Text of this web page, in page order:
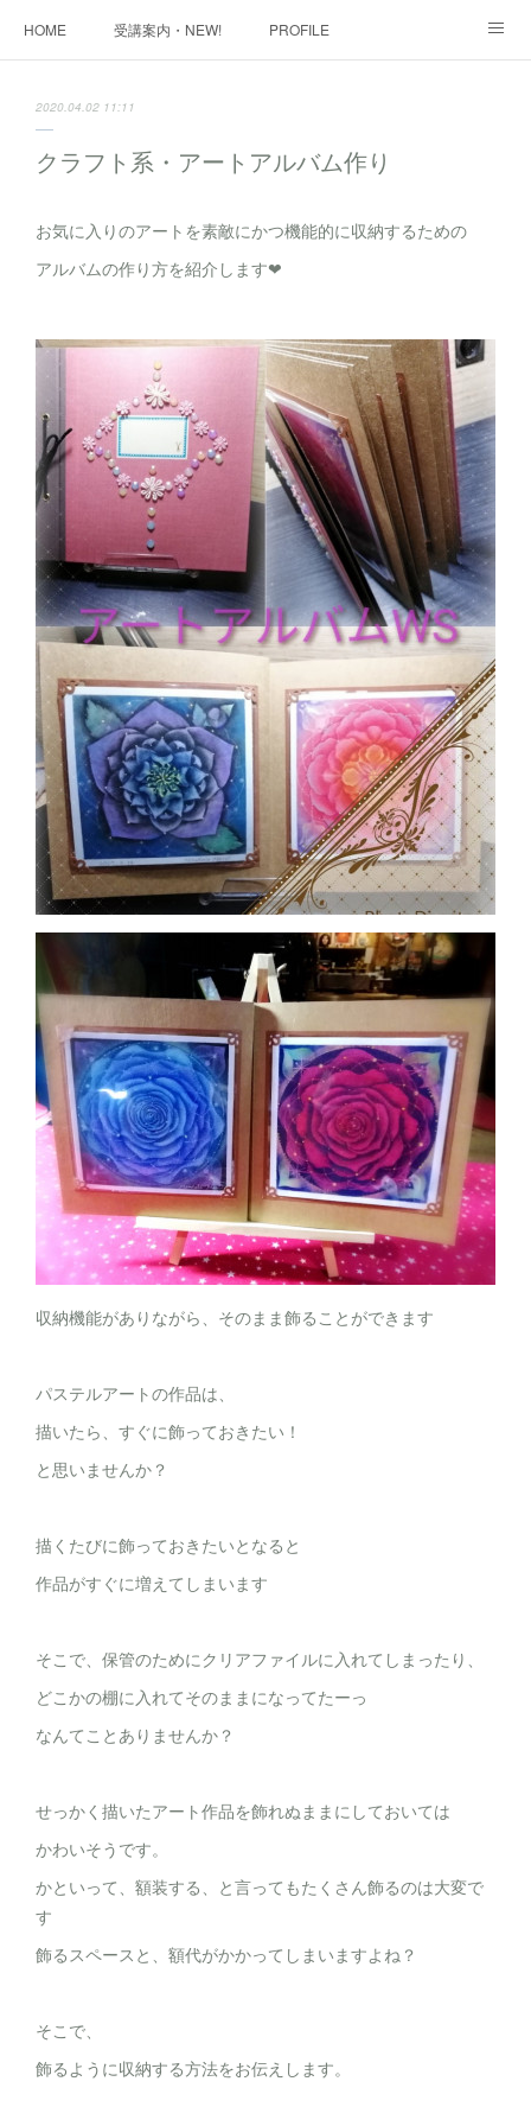
HOME 受講案内・NEW! PROFILE
2020.04.02 11:11
クラフト系・アートアルバム作り
お気に入りのアートを素敵にかつ機能的に収納するための
アルバムの作り方を紹介します❤
収納機能がありながら、そのまま飾ることができます
パステルアートの作品は、
描いたら、すぐに飾っておきたい！
と思いませんか？
描くたびに飾っておきたいとなると
作品がすぐに増えてしまいます
そこで、保管のためにクリアファイルに入れてしまったり、
どこかの棚に入れてそのままになってたーっ
なんてことありませんか？
せっかく描いたアート作品を飾れぬままにしておいては
かわいそうです。
かといって、額装する、と言ってもたくさん飾るのは大変で
す
飾るスペースと、額代がかかってしまいますよね？
そこで、
飾るように収納する方法をお伝えします。